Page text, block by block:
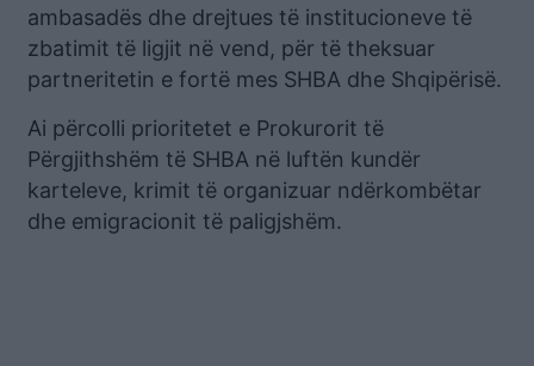
ambasadës dhe drejtues të institucioneve të
zbatimit të ligjit në vend, për të theksuar
partneritetin e fortë mes SHBA dhe Shqipërisë.
Ai përcolli prioritetet e Prokurorit të
Përgjithshëm të SHBA në luftën kundër
karteleve, krimit të organizuar ndërkombëtar
dhe emigracionit të paligjshëm.